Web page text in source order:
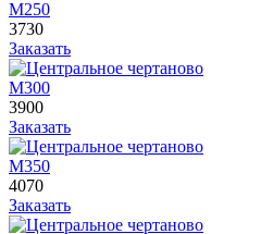
М250
3730
Заказать
М300
3900
Заказать
М350
4070
Заказать